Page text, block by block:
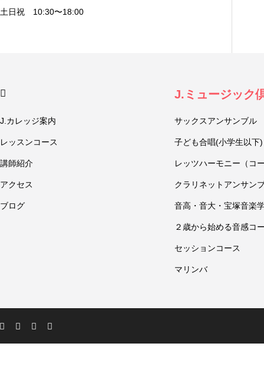
土日祝 10:30〜18:00
J.カレッジ案内
レッスンコース
講師紹介
アクセス
ブログ
J.ミュージック
サックスアンサンブル
子ども合唱(小学生以下)
レッツハーモニー（コ
クラリネットアンサン
音高・音大・宝塚音楽
２歳から始める音感コ
セッションコース
マリンバ